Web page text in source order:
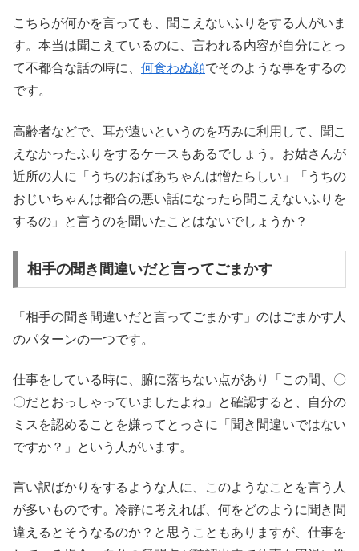
こちらが何かを言っても、聞こえないふりをする人がいま
す。本当は聞こえているのに、言われる内容が自分にとっ
て不都合な話の時に、 何食わぬ顔でそのような事をするの
です。
高齢者などで、耳が遠いというのを巧みに利用して、聞こ
えなかったふりをするケースもあるでしょう。お姑さんが
近所の人に「うちのおばあちゃんは憎たらしい」「うちの
おじいちゃんは都合の悪い話になったら聞こえないふりを
するの」と言うのを聞いたことはないでしょうか？
相手の聞き間違いだと言ってごまかす
「相手の聞き間違いだと言ってごまかす」のはごまかす人
のパターンの一つです。
仕事をしている時に、腑に落ちない点があり「この間、〇
〇だとおっしゃっていましたよね」と確認すると、自分の
ミスを認めることを嫌ってとっさに「聞き間違いではない
ですか？」という人がいます。
言い訳ばかりをするような人に、このようなことを言う人
が多いものです。冷静に考えれば、何をどのように聞き間
違えるとそうなるのか？と思うこともありますが、仕事を